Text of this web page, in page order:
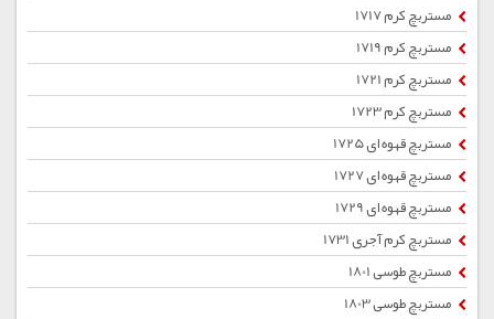
مستربچ کرم 1717
مستربچ کرم 1719
مستربچ کرم 1721
مستربچ کرم 1723
مستربچ قهوه ای 1725
مستربچ قهوه ای 1727
مستربچ قهوه ای 1729
مستربچ کرم آجری 1731
مستربچ طوسی 1801
مستربچ طوسی 1803